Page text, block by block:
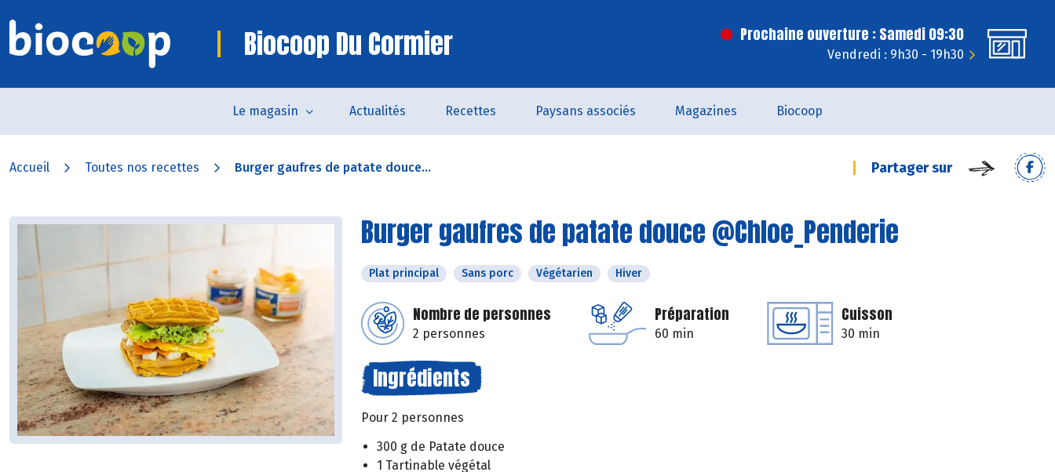
Biocoop Du Cormier Prochaine ouverture : Samedi 09:30
Vendredi : 9h30 - 19h30
Le magasin Actualités Recettes Paysans associés Magazines Biocoop
Accueil Toutes nos recettes Burger gaufres de patate douce... Partager sur
Burger gaufres de patate douce @Chloe_Penderie
Plat principal Sans porc Végétarien Hiver
Nombre de personnes
2 personnes
Préparation
60 min
Cuisson
30 min
Ingrédients
Pour 2 personnes
300 g de Patate douce
1 Tartinable végétal